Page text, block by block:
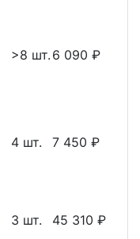
>8 шт. 6 090 ₽
4 шт. 7 450 ₽
3 шт. 45 310 ₽